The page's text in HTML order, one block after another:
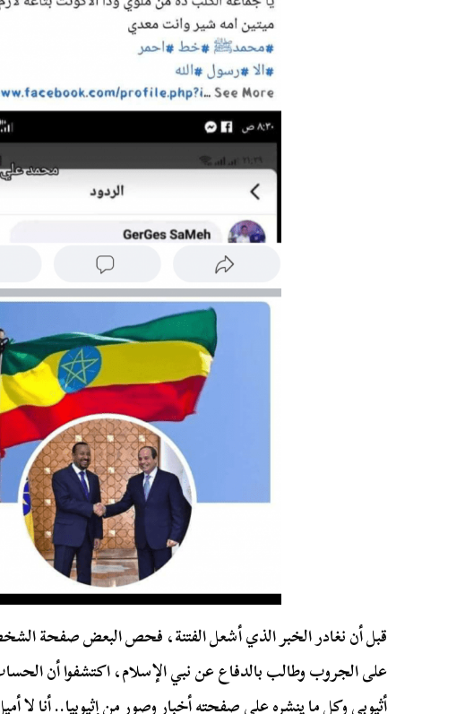
قبل أن نغادر الخبر الذي أشعل الفتنة، فحص البعض صفحة
على الجروب وطالب بالدفاع عن نبي الإسلام، اكتشفوا أن
أثيوبي وكل ما ينشره على صفحته أخبار وصور من إثيوبيا.. أنا لا